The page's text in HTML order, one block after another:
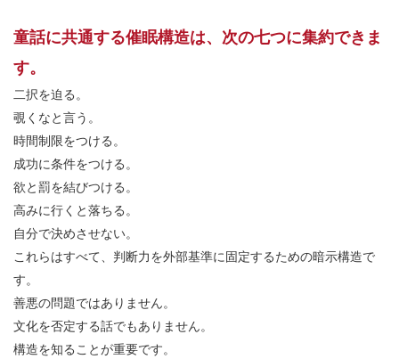
童話に共通する催眠構造は、次の七つに集約できま
す。
二択を迫る。
覗くなと言う。
時間制限をつける。
成功に条件をつける。
欲と罰を結びつける。
高みに行くと落ちる。
自分で決めさせない。
これらはすべて、判断力を外部基準に固定するための暗示構造で
す。
善悪の問題ではありません。
文化を否定する話でもありません。
構造を知ることが重要です。